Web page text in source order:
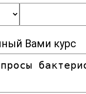
Вами курс